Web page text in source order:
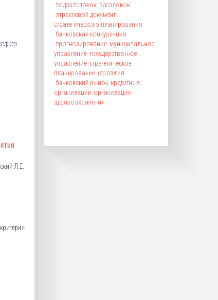
Л.Е.
подзаголовок заголовок
отраслевой документ
стратегического планирования
банковская конкуренция
прогнозирование муниципальное
управление государственное
управление стратегическое
планирование стратегия
банковский рынок кредитные
организации организация
здравоохранения